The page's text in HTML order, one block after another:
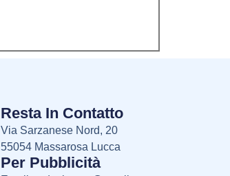
Resta In Contatto
Via Sarzanese Nord, 20
55054 Massarosa Lucca
Per Pubblicità